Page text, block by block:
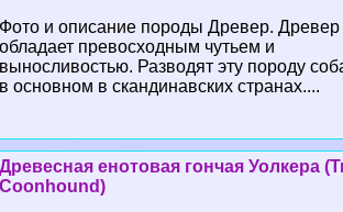
Фото и описание породы Древер. Древер
обладает превосходным чутьем и
выносливостью. Разводят эту породу
в основном в скандинавских странах....
Древесная енотовая гончая Уолкера
Coonhound)